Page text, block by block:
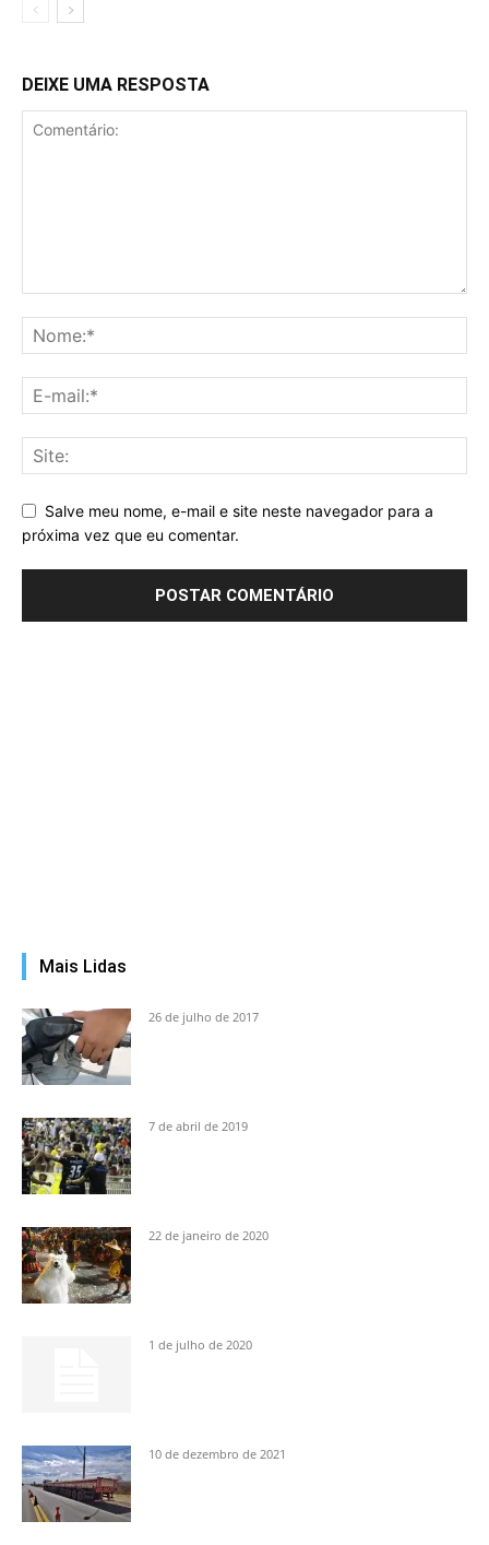
DEIXE UMA RESPOSTA
Salve meu nome, e-mail e site neste navegador para a
próxima vez que eu comentar.
Mais Lidas
26 de julho de 2017
7 de abril de 2019
22 de janeiro de 2020
1 de julho de 2020
10 de dezembro de 2021